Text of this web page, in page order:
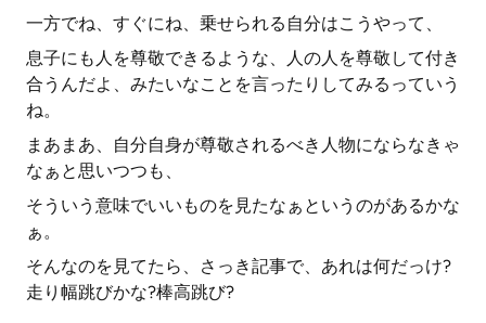
一方でね、すぐにね、乗せられる自分はこうやって、
息子にも人を尊敬できるような、人の人を尊敬して付き
合うんだよ、みたいなことを言ったりしてみるっていう
ね。
まあまあ、自分自身が尊敬されるべき人物にならなきゃ
なぁと思いつつも、
そういう意味でいいものを見たなぁというのがあるかな
ぁ。
そんなのを見てたら、さっき記事で、あれは何だっけ?
走り幅跳びかな?棒高跳び?